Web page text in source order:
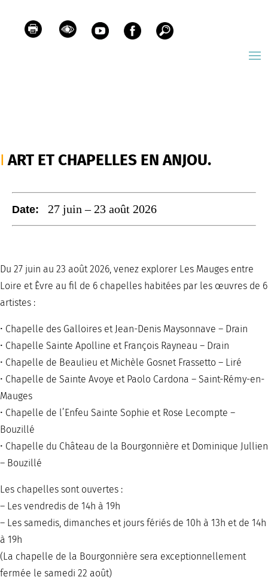
ART ET CHAPELLES EN ANJOU.
Date: 27 juin – 23 août 2026
Du 27 juin au 23 août 2026, venez explorer Les Mauges entre
Loire et Èvre au fil de 6 chapelles habitées par les œuvres de 6
artistes :
• Chapelle des Galloires et Jean-Denis Maysonnave – Drain
• Chapelle Sainte Apolline et François Rayneau – Drain
• Chapelle de Beaulieu et Michèle Gosnet Frassetto – Liré
• Chapelle de Sainte Avoye et Paolo Cardona – Saint-Rémy-en-
Mauges
• Chapelle de l’Enfeu Sainte Sophie et Rose Lecompte –
Bouzillé
• Chapelle du Château de la Bourgonnière et Dominique Jullien
– Bouzillé
Les chapelles sont ouvertes :
– Les vendredis de 14h à 19h
– Les samedis, dimanches et jours fériés de 10h à 13h et de 14h
à 19h
(La chapelle de la Bourgonnière sera exceptionnellement
fermée le samedi 22 août)